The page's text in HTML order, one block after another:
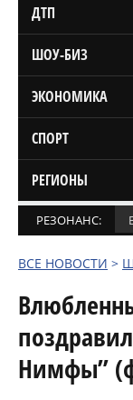
ДТП
ШОУ-БИЗ
ЭКОНОМИКА
СПОРТ
РЕГИОНЫ
РЕЗОНАНС:
ВСЕ НОВОСТИ >
Нимфы”